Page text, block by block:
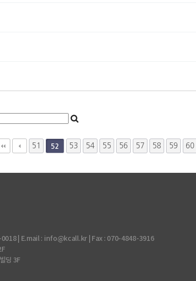
51 52 53 54 55 56 57 58 59 60
0018 | E.mail : info@kcall.kr | Fax : 070-4848-3916
딩 3F